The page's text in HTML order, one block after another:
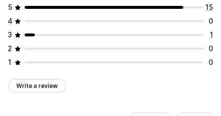
5
15
4
0
3
1
2
0
1
0
Write a review